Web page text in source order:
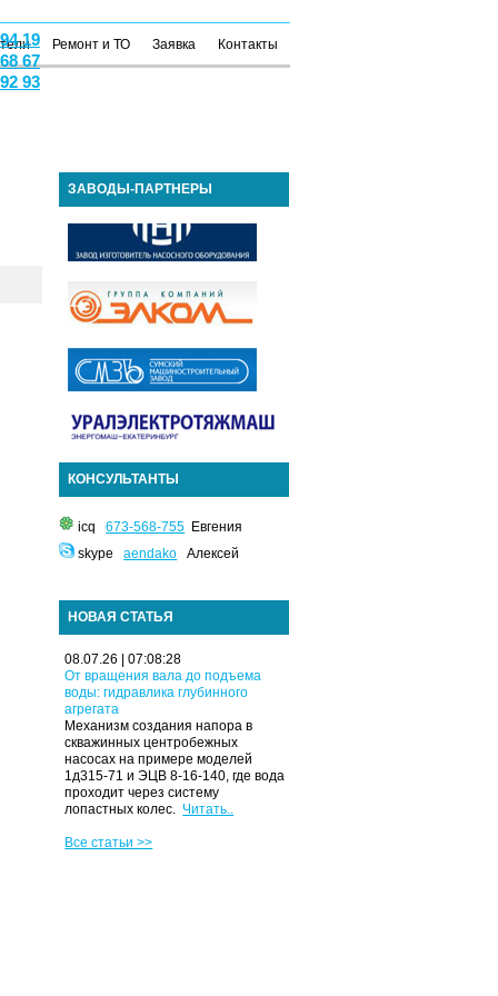
19
67
93
Ремонт и ТО Заявка Контакты
ЗАВОДЫ-ПАРТНЕРЫ
КОНСУЛЬТАНТЫ
icq673-568-755 Евгения
skypeaendako Алексей
НОВАЯ СТАТЬЯ
08.07.26 | 07:08:28
От вращения вала до подъема
воды: гидравлика глубинного
агрегата
Механизм создания напора в
скважинных центробежных
насосах на примере моделей
1д315-71 и ЭЦВ 8-16-140, где вода
проходит через систему
лопастных колес. Читать..
Все статьи >>